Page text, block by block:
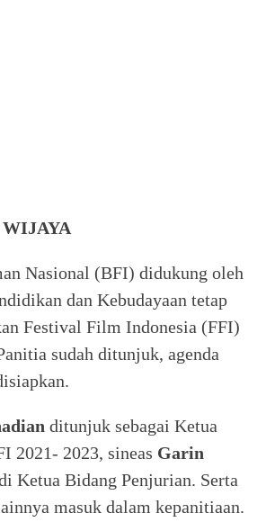
Nasional (BFI) didukung oleh
dan Kebudayaan tetap
Festival Film Indonesia (FFI)
sudah ditunjuk, agenda
ditunjuk sebagai Ketua
2021- 2023, sineas Garin
Ketua Bidang Penjurian. Serta
masuk dalam kepanitiaan.